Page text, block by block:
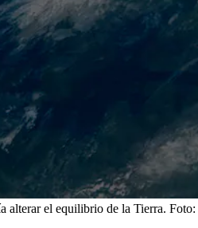
alterar el equilibrio de la Tierra. Foto: